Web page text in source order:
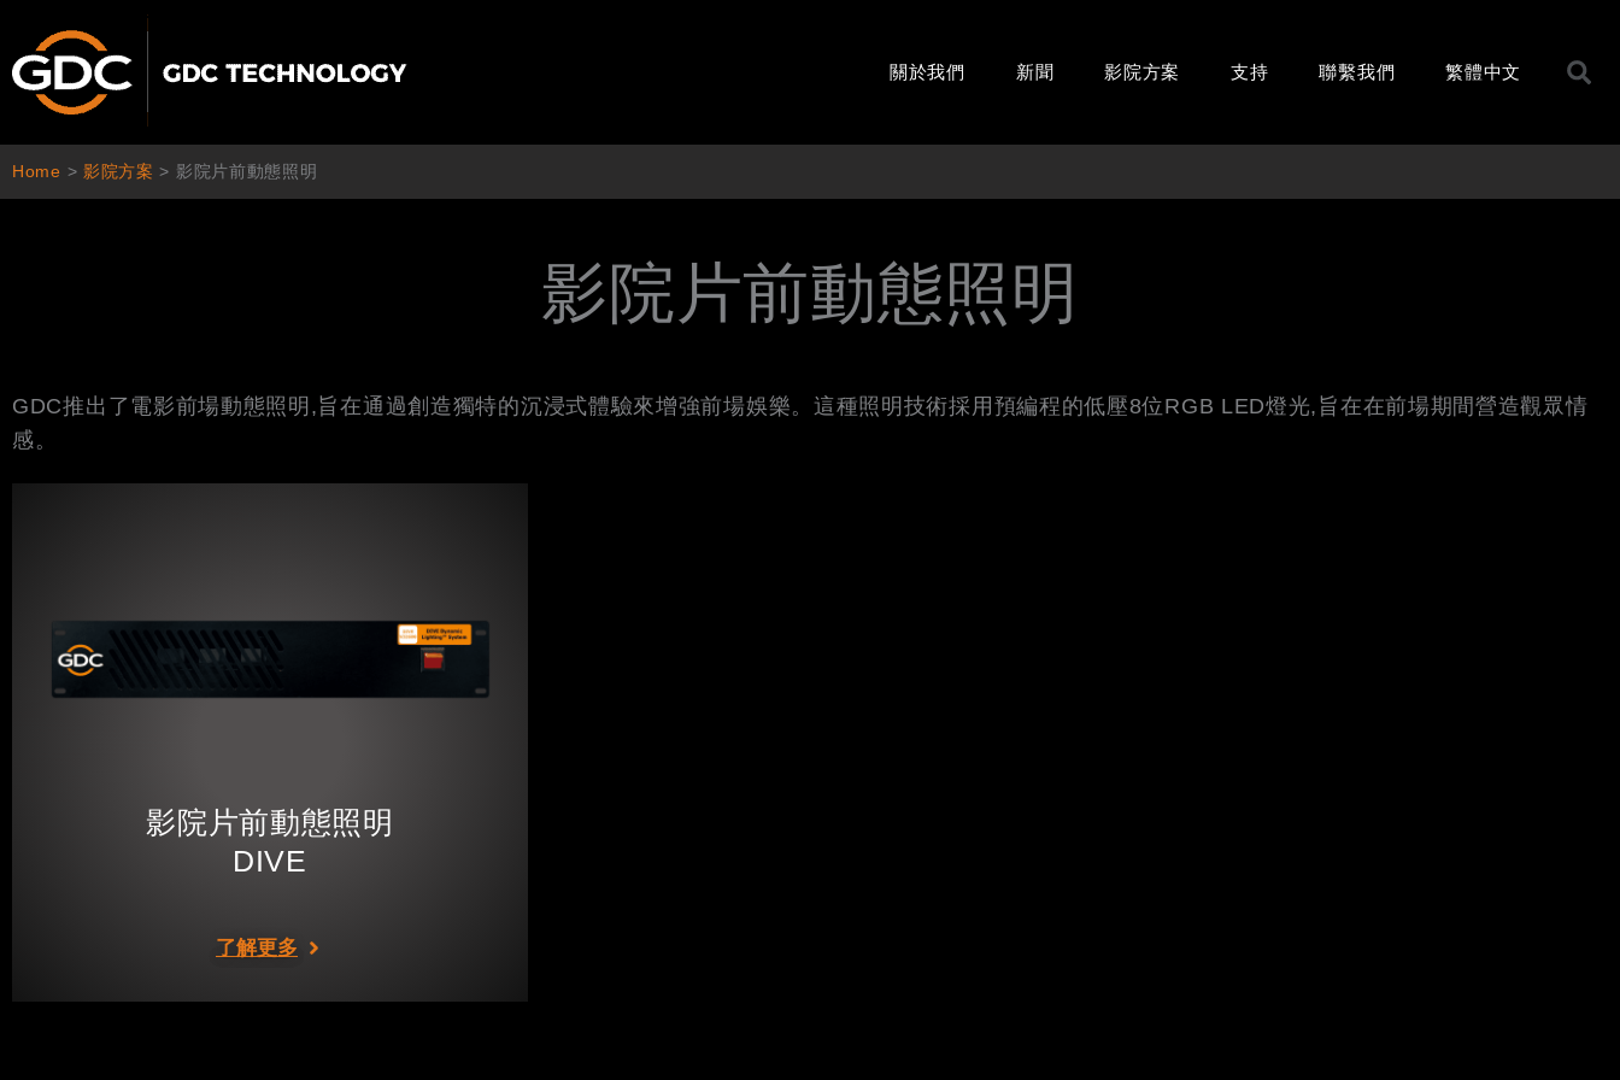
主
容
關於我們 新聞 影院方案 支持 聯繫我們 繁體中文
Home > 影院方案 > 影院片前動態照明
影院片前動態照明
GDC推出了電影前場動態照明,旨在通過創造獨特的沉浸式體驗來增強前場娛樂。這種照明技術採用預編程的低壓8位RGB LED燈光,旨在在前場期間營造觀眾情
感。
影院片前動態照明
DIVE
了解更多